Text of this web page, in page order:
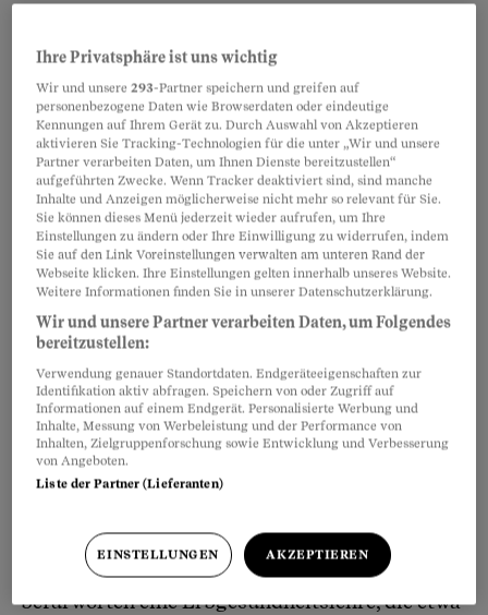
Universität. Der Biologieprofessor war
Gründungsmitglied einer Stiftung, die
«Reformen zur Verbesserung der weissen Rasse»
förderte. Das stand so in den Statuten. Von 1921
bis 1971.
Alfred Ernst war im Vorstand dieser Stiftung in
bester Zürcher Gesellschaft. Während seiner
siebenundvierzig Jahre im Stiftungsrat sassen
sechs Regierungsräte und vier weitere Uni-
verteilten das Geld der Julius-Klaus-Stiftung für
«Vererbungsforschung, Sozialanthropologie
und Rassenhygiene», lehnten aber
Fördermassnahmen «zugunsten körperlich und
Stiftung waren keine Nazi-Sympathisanten,
aber Schweizer Eugeniker.Eugeniker
befürworten eine Erbgesundheitslehre, die etwa
Ihre Privatsphäre ist uns wichtig
Wir und unsere293-Partner speichern und greifen auf
personenbezogene Daten wie Browserdaten oder eindeutige
Kennungen auf Ihrem Gerät zu. Durch Auswahl von Akzeptieren
aktivieren Sie Tracking-Technologien für die unter „Wir und unsere
Partner verarbeiten Daten, um Ihnen Dienste bereitzustellen“
aufgeführten Zwecke. Wenn Tracker deaktiviert sind, sind manche
Inhalte und Anzeigen möglicherweise nicht mehr so relevant für Sie.
Sie können dieses Menü jederzeit wieder aufrufen, um Ihre
Einstellungen zu ändern oder Ihre Einwilligung zu widerrufen, indem
Sie auf den Link Voreinstellungen verwalten am unteren Rand der
Webseite klicken. Ihre Einstellungen gelten innerhalb unseres Website.
Weitere Informationen finden Sie in unserer Datenschutzerklärung.
Wir und unsere Partner verarbeiten Daten, um Folgendes
bereitzustellen:
Verwendung genauer Standortdaten. Endgeräteeigenschaften zur
Identifikation aktiv abfragen. Speichern von oder Zugriff auf
Informationen auf einem Endgerät. Personalisierte Werbung und
Inhalte, Messung von Werbeleistung und der Performance von
Inhalten, Zielgruppenforschung sowie Entwicklung und Verbesserung
von Angeboten.
Liste der Partner (Lieferanten)
EINSTELLUNGEN AKZEPTIEREN